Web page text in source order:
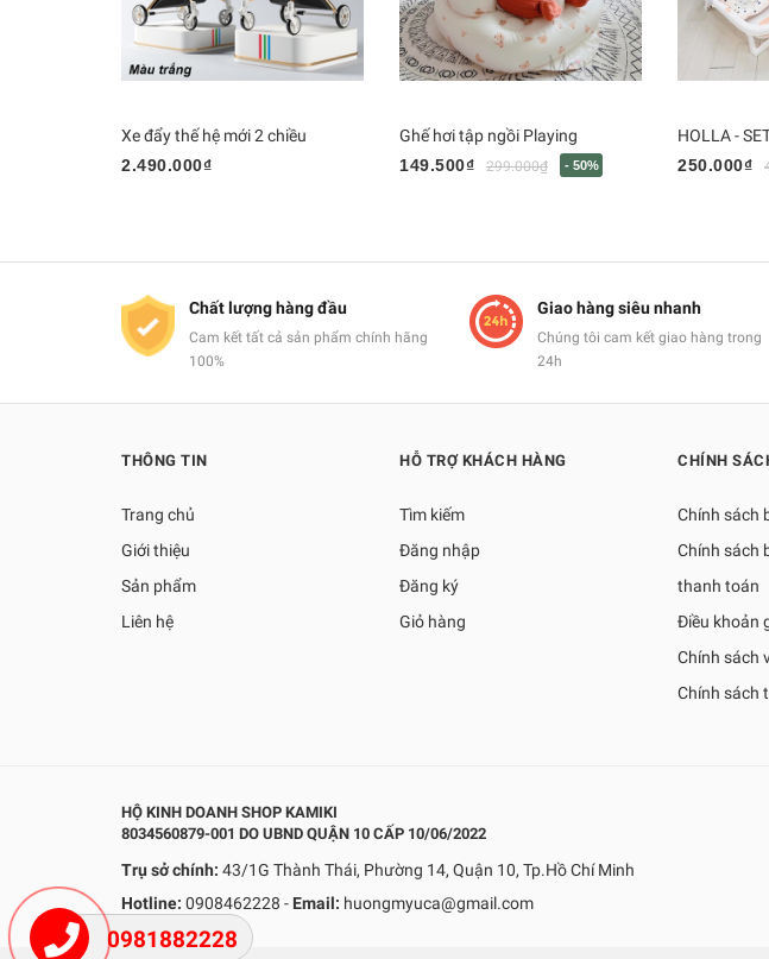
Xe đẩy thế hệ mới 2 chiều
2.490.000₫
Ghế hơi tập ngồi Playing
149.500₫
299.000₫ - 50%
250.000₫
Chất lượng hàng đầu
Cam kết tất cả sản phẩm chính hãng
100%
Giao hàng siêu nhanh
Chúng tôi cam kết giao hàng trong
24h
THÔNG TIN
Trang chủ
Giới thiệu
Sản phẩm
Liên hệ
HỖ TRỢ KHÁCH HÀNG
Tìm kiếm
Đăng nhập
Đăng ký
Giỏ hàng
CHÍNH
Chính sách
Chính sách
thanh toán
Điều khoản
Chính sách
Chính sách
HỘ KINH DOANH SHOP KAMIKI
8034560879-001 DO UBND QUẬN 10 CẤP 10/06/2022
Trụ sở chính: 43/1G Thành Thái, Phường 14, Quận 10, Tp.Hồ Chí Minh
Hotline: 0908462228 - Email: huongmyuca@gmail.com
0981882228